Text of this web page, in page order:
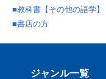
■教科書【その他の語学】
■書店の方
ジャンル一覧